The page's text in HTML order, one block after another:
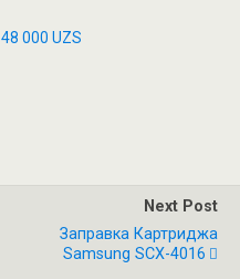
48 000UZS
Next Post
Заправка Картриджа
Samsung SCX-4016